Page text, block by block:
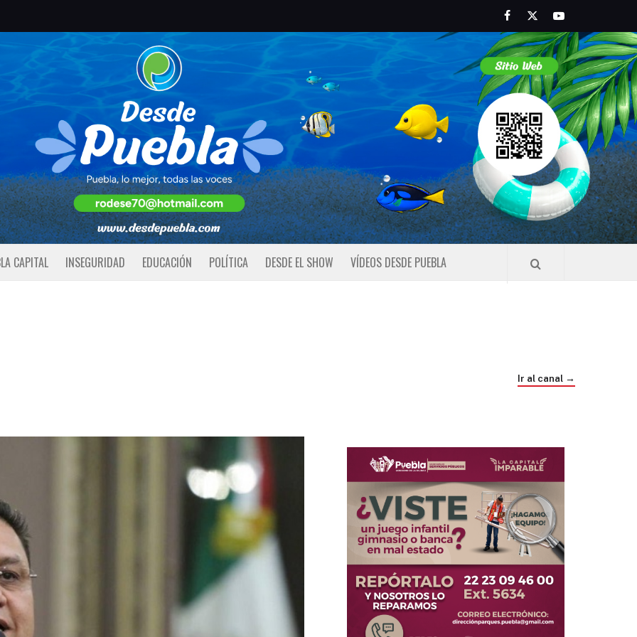
FacebookTwitterYoutube
CAPITAL INSEGURIDAD EDUCACIÓN POLÍTICA DESDE EL SHOW VÍDEOS DESDE PUEBLA
Ir al canal →